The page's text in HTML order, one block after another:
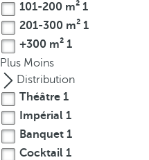
h
e
p
o
p
u
p
.
101-200 m² 1
201-300 m² 1
+300 m² 1
Plus Moins
Distribution
Théâtre 1
Impérial 1
Banquet 1
Cocktail 1